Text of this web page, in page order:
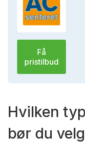
Få
pristilbud
Hvilken
bør du